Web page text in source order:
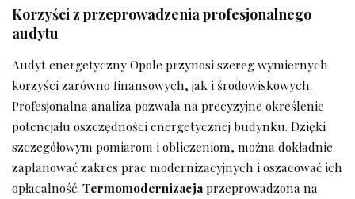
Korzyści z przeprowadzenia profesjonalnego
audytu
Audyt energetyczny Opole przynosi szereg wymiernych
korzyści zarówno finansowych, jak i środowiskowych.
Profesjonalna analiza pozwala na precyzyjne określenie
potencjału oszczędności energetycznej budynku. Dzięki
szczegółowym pomiarom i obliczeniom, można dokładnie
zaplanować zakres prac modernizacyjnych i oszacować ich
opłacalność. Termomodernizacjaprzeprowadzona na